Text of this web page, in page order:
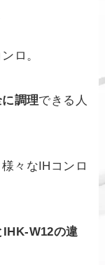
ロ。
調理できる人
々なIHコンロ
IHK-W12の違